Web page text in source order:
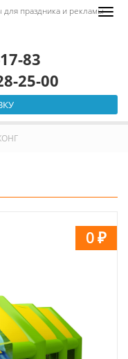
для праздника и рекламы
83
25-00
0₽